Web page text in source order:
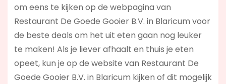
om eens te kijken op de webpagina van
Restaurant De Goede Gooier B.V. in Blaricum voor
de beste deals om het uit eten gaan nog leuker
te maken! Als je liever afhaalt en thuis je eten
opeet, kun je op de website van Restaurant De
Goede Gooier B.V. in Blaricum kijken of dit mogelijk